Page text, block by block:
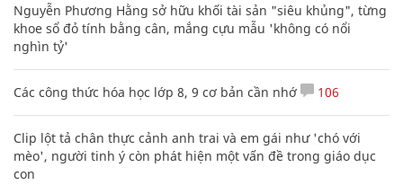
Nguyễn Phương Hằng sở hữu khối tài sản "siêu khủng", từng
khoe sổ đỏ tính bằng cân, mắng cựu mẫu 'không có nổi
nghìn tỷ'
Các công thức hóa học lớp 8, 9 cơ bản cần nhớ 106
Clip lột tả chân thực cảnh anh trai và em gái như 'chó với
mèo', người tinh ý còn phát hiện một vấn đề trong giáo dục
con